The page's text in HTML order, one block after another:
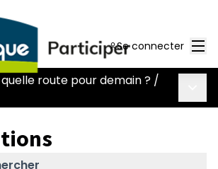
Se connecter
route pour demain ? /